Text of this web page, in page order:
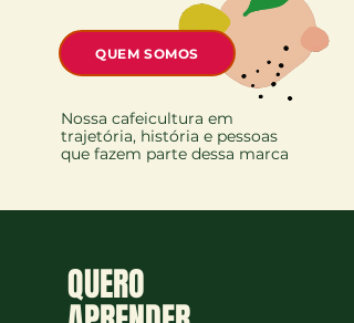
Nossa cafeicultura em
trajetória, história e pessoas
que fazem parte dessa marca
QUEM SOMOS
QUERO